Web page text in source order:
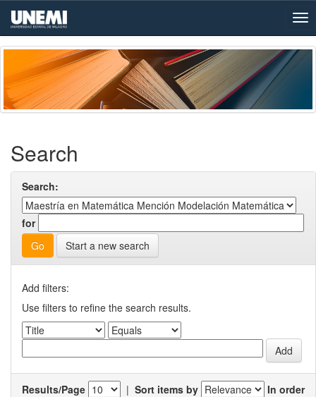
Skip
navigation
Search
Search:
for
Start a new search
Add filters:
Use filters to refine the search results.
Results/Page | Sort items by
In order